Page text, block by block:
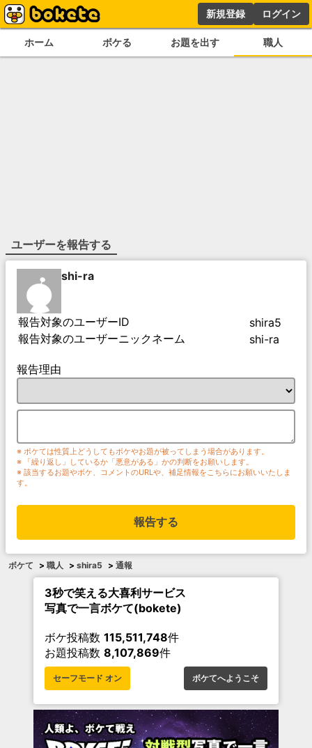
新規登録 ログイン
ホーム ボケる お題を出す 職人
ユーザーを報告する
shi-ra
報告対象のユーザーID
shira5
報告対象のユーザーニックネーム
shi-ra
報告理由
※ ボケては性質上どうしてもボケやお題が被ってしまう場合があります。
※ 「繰り返し」しているか「悪意がある」かの判断をお願いします。
※ 該当するお題やボケ、コメントのURLや、補足情報をこちらにお願いいたしま
す。
報告する
ボケて > 職人 > shira5 > 通報
3秒で笑える大喜利サービス
写真で一言ボケて(bokete)
ボケ投稿数 115,511,748件
お題投稿数 8,107,869件
セーフモード オン ボケてへようこそ